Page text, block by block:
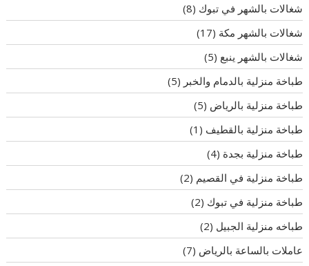
شغالات بالشهر في تبوك (8)
شغالات بالشهر مكة (17)
شغالات بالشهر ينبع (5)
طباخة منزلية بالدمام والخبر (5)
طباخة منزلية بالرياض (5)
طباخة منزلية بالقطيف (1)
طباخة منزلية بجدة (4)
طباخة منزلية في القصيم (2)
طباخة منزلية في تبوك (2)
طباخه منزلية الجبيل (2)
عاملات بالساعة بالرياض (7)